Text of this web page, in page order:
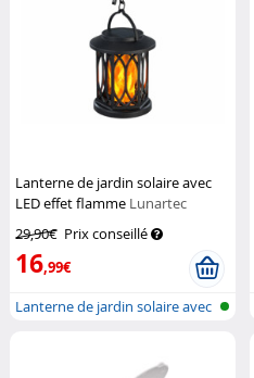
Lanterne de jardin solaire avec
LED effet flamme Lunartec
29,90€ Prix conseillé
16,99€
Lanterne de jardin solaire avec